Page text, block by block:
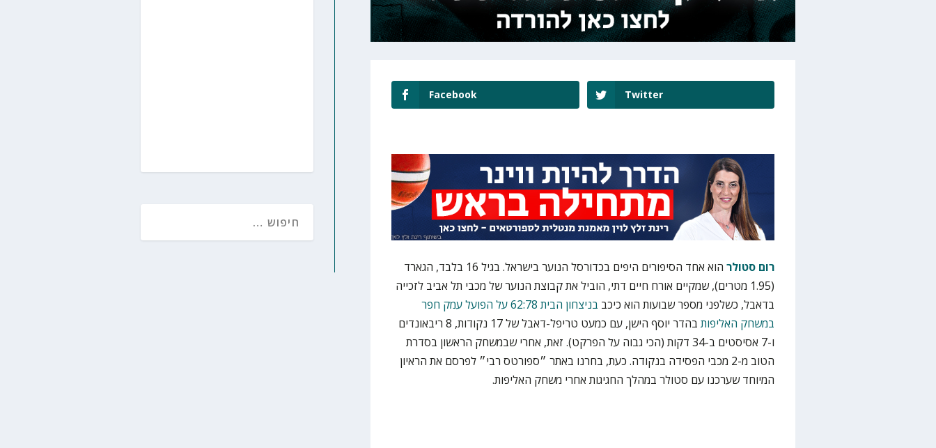
Facebook Twitter
רום סטולר
הוא אחד הסיפורים היפים בכדורסל הנוער בישראל. בגיל 16 בלבד, הגארד
(1.95 מטרים), שמקיים אורח חיים דתי, הוביל את קבוצת הנוער של מכבי תל אביב לזכייה
בדאבל, כשלפני מספר שבועות הוא כיכב
בניצחון הבית 62:78 על הפועל עמק חפר
במשחק האליפות
בהדר יוסף הישן, עם כמעט טריפל-דאבל של 17 נקודות, 8 ריבאונדים
ו-7 אסיסטים ב-34 דקות (הכי גבוה על הפרקט). זאת, אחרי שבמשחק הראשון בסדרת
הטוב מ-2 מכבי הפסידה בנקודה. כעת, בחרנו באתר ״ספורטס רבי״ לפרסם את הראיון
המיוחד שערכנו עם סטולר במהלך החגיגות אחרי משחק האליפות.